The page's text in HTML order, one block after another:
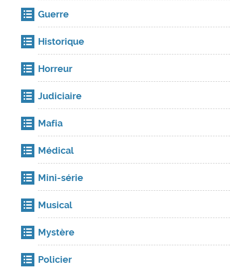
Guerre
Historique
Horreur
Judiciaire
Mafia
Médical
Mini-série
Musical
Mystère
Policier